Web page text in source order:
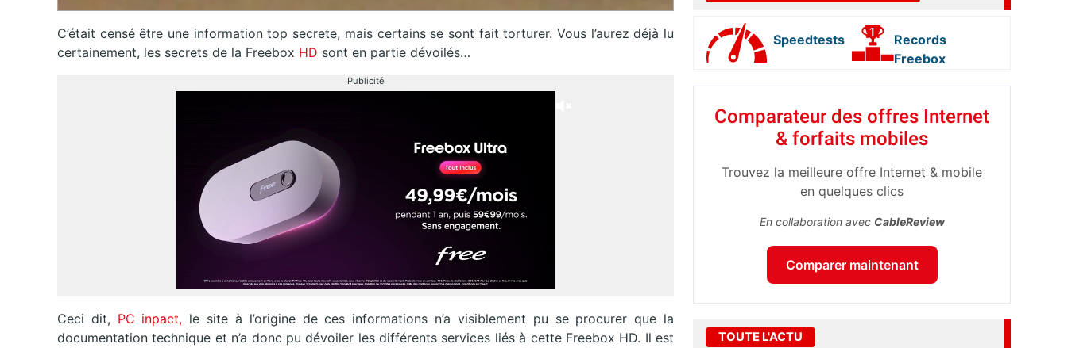
C’était censé être une information top secrete, mais certains se sont fait torturer. Vous l’aurez déjà lu
certainement, les secrets de la Freebox HD sont en partie dévoilés…
Publicité
Ceci dit, PC inpact, le site à l’origine de ces informations n’a visiblement pu se procurer que la
documentation technique et n’a donc pu dévoiler les différents services liés à cette Freebox HD. Il est
Speedtests
Records
Freebox
Comparateur des offres Internet
& forfaits mobiles
Trouvez la meilleure offre Internet & mobile
en quelques clics
En collaboration avec CableReview
Comparer maintenant
TOUTE L'ACTU